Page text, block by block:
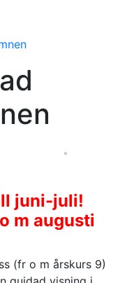
juni-juli!
m augusti
(fr o m årskurs 9)